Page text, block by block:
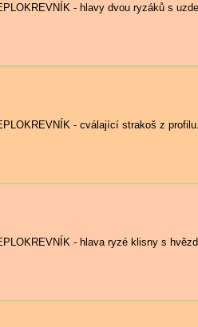
- hlavy dvou ryzáků s
- cválající strakoš z profilu.
- hlava ryzé klisny s